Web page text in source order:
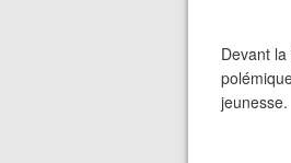
Devant
jeunesse.